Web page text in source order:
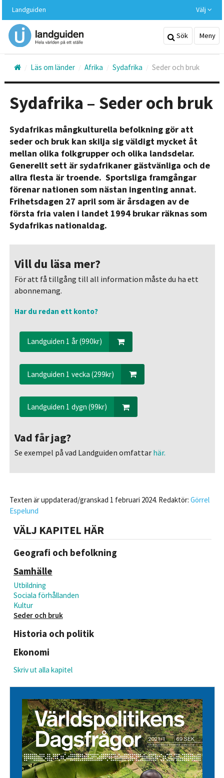
huvudinnehållet
Landguiden Välj
Sök Meny
Läs om länder Afrika Sydafrika Seder och bruk
Sydafrika – Seder och bruk
Sydafrikas mångkulturella befolkning gör att
seder och bruk kan skilja sig väldigt mycket åt
mellan olika folkgrupper och olika landsdelar.
Generellt sett är sydafrikaner gästvänliga och de
allra flesta är troende. Sportsliga framgångar
förenar nationen som nästan ingenting annat.
Frihetsdagen 27 april som är årsdagen av de
första fria valen i landet 1994 brukar räknas som
Sydafrikas nationaldag.
Vill du läsa mer?
För att få tillgång till all information måste du ha ett
abonnemang.
Har du redan ett konto?
Landguiden 1 år (990kr)
Landguiden 1 vecka (299kr)
Landguiden 1 dygn (99kr)
Vad får jag?
Se exempel på vad Landguiden omfattarhär.
Texten är uppdaterad/granskad 1 februari 2024. Redaktör: Görrel
Espelund
VÄLJ KAPITEL HÄR
Geografi och befolkning
Samhälle
Utbildning
Sociala förhållanden
Kultur
Seder och bruk
Historia och politik
Ekonomi
Skriv ut alla kapitel